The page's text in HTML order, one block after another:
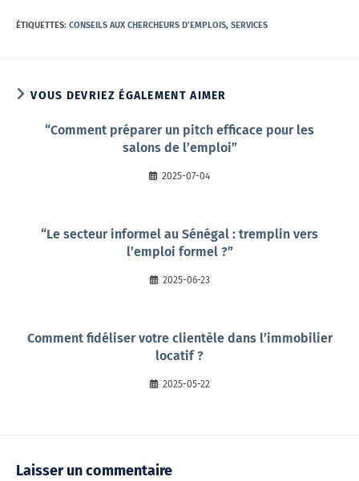
ÉTIQUETTES: CONSEILS AUX CHERCHEURS D'EMPLOIS, SERVICES
VOUS DEVRIEZ ÉGALEMENT AIMER
“Comment préparer un pitch efficace pour les
salons de l’emploi”
2025-07-04
“Le secteur informel au Sénégal : tremplin vers
l’emploi formel ?”
2025-06-23
Comment fidéliser votre clientèle dans l’immobilier
locatif ?
2025-05-22
Laisser un commentaire